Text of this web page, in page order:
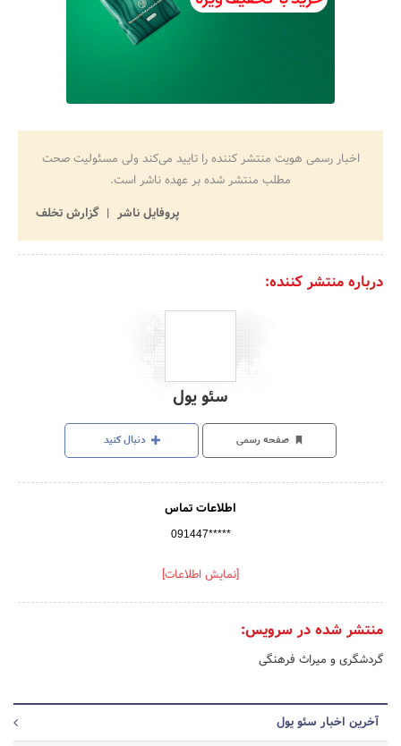
اخبار رسمی هویت منتشر کننده را تایید می‌کند ولی مسئولیت صحت
مطلب منتشر شده بر عهده ناشر است.
پروفایل ناشر
گزارش تخلف
درباره منتشر کننده:
سئو یول
صفحه رسمی دنبال کنید
اطلاعات تماس
091447*****
[نمایش اطلاعات]
منتشر شده در سرویس:
گردشگری و میراث فرهنگی
آخرین اخبار سئو یول